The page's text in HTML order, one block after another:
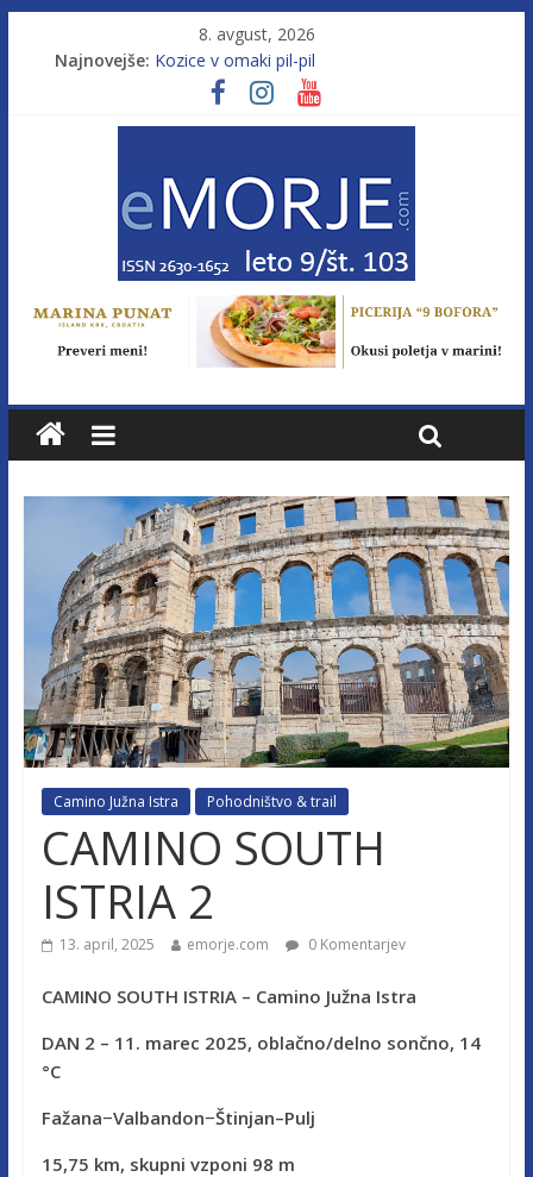
8. avgust, 2026
Najnovejše: Kozice v omaki pil-pil
Leto 9, št. 103; Licenca brez morja
Od morja do gorja 11
Camino Južna Istra Pohodništvo & trail
CAMINO SOUTH
ISTRIA 2
13. april, 2025 emorje.com 0 Komentarjev
CAMINO SOUTH ISTRIA – Camino Južna Istra
DAN 2 – 11. marec 2025, oblačno/delno sončno, 14
°C
Fažana−Valbandon−Štinjan–Pulj
15,75 km, skupni vzponi 98 m